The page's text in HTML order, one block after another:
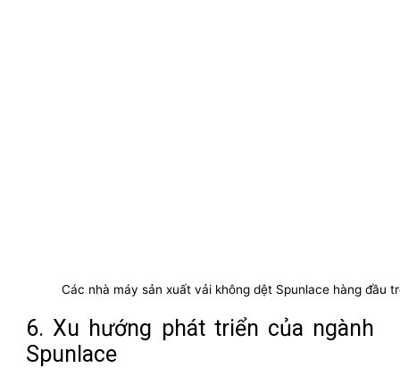
Các nhà máy sản xuất vải không dệt Spunlace hàng đầu
6. Xu hướng phát triển của ngành
Spunlace